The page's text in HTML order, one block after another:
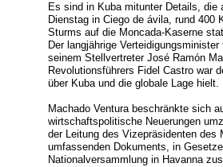
Es sind in Kuba mitunter Details, die
Dienstag in Ciego de ávila, rund
Sturms auf die Moncada-Kaserne
Der langjährige
seinem Stellvertreter José Ramón
Revolutionsführers Fidel Castro war
über Kuba und die globale Lage hielt.
Machado Ventura beschränkte sich
wirtschaftspolitische Neuerungen
der Leitung des Vizepräsidenten des
umfassenden Dokuments, in
Nationalversammlung in Havanna